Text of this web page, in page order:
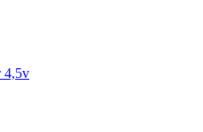
4,5v